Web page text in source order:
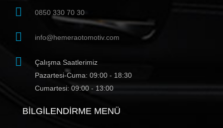
0850 330 70 30
info@hemeraotomotiv.com
Çalışma Saatlerimiz
Pazartesi-Cuma: 09:00 - 18:30
Cumartesi: 09:00 - 13:00
BILGILENDIRME MENÜ